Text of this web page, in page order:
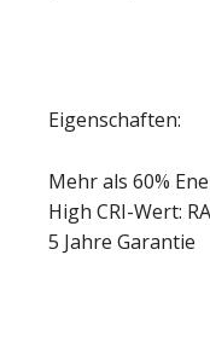
Eigenschaften:
Mehr als 60%
High CRI-Wert:
5 Jahre Garantie